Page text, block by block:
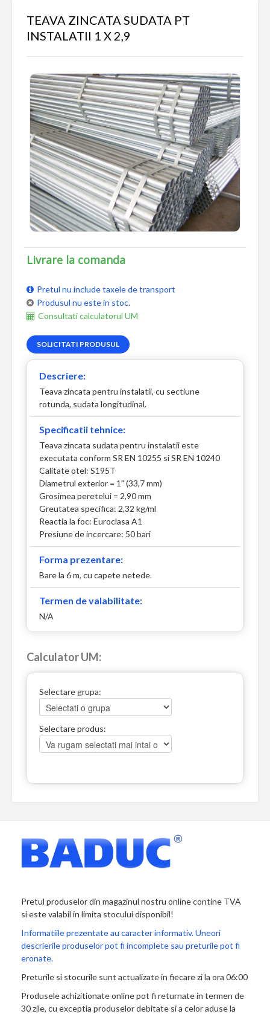
TEAVA ZINCATA SUDATA PT
INSTALATII 1 X 2,9
Livrare la comanda
Pretul nu include taxele de transport
Produsul nu este in stoc.
Consultati calculatorul UM
SOLICITATI PRODUSUL
Descriere:
Teava zincata pentru instalatii, cu sectiune
rotunda, sudata longitudinal.
Specificatii tehnice:
Teava zincata sudata pentru instalatii este
executata conform SR EN 10255 si SR EN 10240
Calitate otel: S195T
Diametrul exterior = 1" (33,7 mm)
Grosimea peretelui = 2,90 mm
Greutatea specifica: 2,32 kg/ml
Reactia la foc: Euroclasa A1
Presiune de incercare: 50 bari
Forma prezentare:
Bare la 6 m, cu capete netede.
Termen de valabilitate:
N/A
Calculator UM:
Selectare grupa:
Selectare produs:
Pretul produselor din magazinul nostru online contine TVA
si este valabil in limita stocului disponibil!
Informatiile prezentate au caracter informativ. Uneori
descrierile produselor pot fi incomplete sau preturile pot fi
eronate.
Preturile si stocurile sunt actualizate in fiecare zi la ora 06:00
Produsele achizitionate online pot fi returnate in termen de
30 zile, cu exceptia produselor debitate si a celor aduse la